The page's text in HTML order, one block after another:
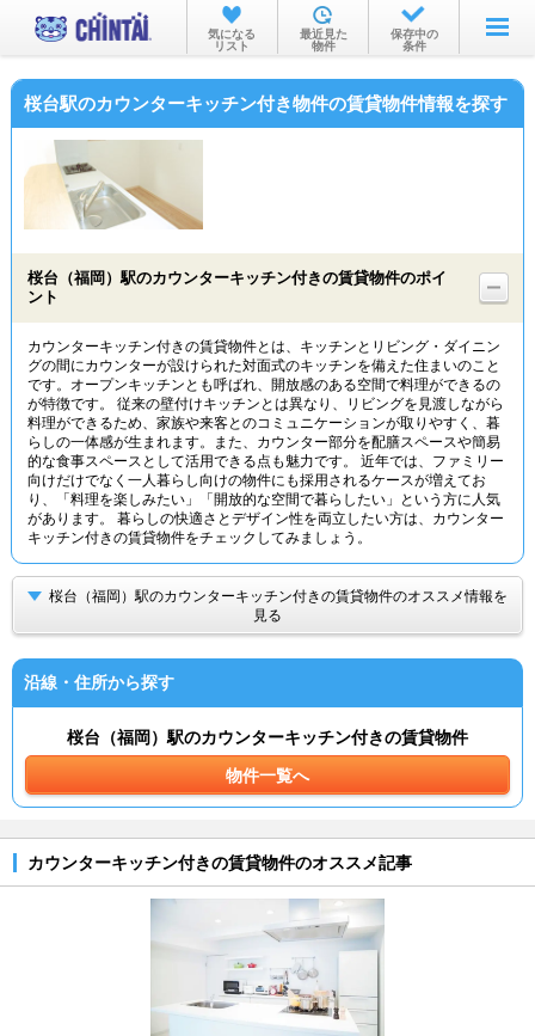
お部屋を探す
沿線・駅から
物件特集から
TOP
気になる
リスト
最近見た
物件
保存中の
条件
桜台駅のカウンターキッチン付き物件の賃貸物件情報を探す
桜台（福岡）駅のカウンターキッチン付きの賃貸物件のポイ
ント
カウンターキッチン付きの賃貸物件とは、キッチンとリビング・ダイニン
グの間にカウンターが設けられた対面式のキッチンを備えた住まいのこと
です。オープンキッチンとも呼ばれ、開放感のある空間で料理ができるの
が特徴です。 従来の壁付けキッチンとは異なり、リビングを見渡しながら
料理ができるため、家族や来客とのコミュニケーションが取りやすく、暮
らしの一体感が生まれます。また、カウンター部分を配膳スペースや簡易
的な食事スペースとして活用できる点も魅力です。 近年では、ファミリー
向けだけでなく一人暮らし向けの物件にも採用されるケースが増えてお
り、「料理を楽しみたい」「開放的な空間で暮らしたい」という方に人気
があります。 暮らしの快適さとデザイン性を両立したい方は、カウンター
キッチン付きの賃貸物件をチェックしてみましょう。
桜台（福岡）駅のカウンターキッチン付きの賃貸物件のオススメ情報を
見る
沿線・住所から探す
桜台（福岡）駅のカウンターキッチン付きの賃貸物件
物件一覧へ
カウンターキッチン付きの賃貸物件のオススメ記事